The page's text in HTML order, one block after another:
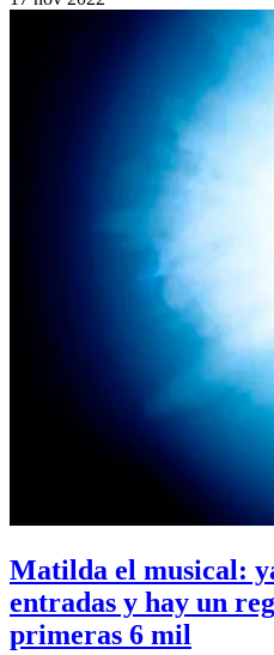
Matilda el musical:
entradas y hay un
primeras 6 mil